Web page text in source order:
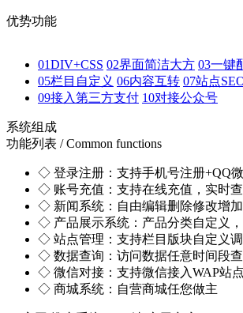
优势功能
01DIV+CSS 02界面简洁大方 03一键
05栏目自定义 06内容互转 07站点
09接入第三方支付 10对接公众号
系统组成
功能列表 / Common functions
◇ 登录注册： 支持手机号注册+QQ
◇ 账号充值： 支持在线充值，实时
◇ 新闻系统： 自由编辑删除修改增加
◇ 产品展示系统： 产品分类自定义
◇ 站点管理： 支持栏目版块自定义
◇ 数据查询： 访问数据任意时间段
◇ 微信对接： 支持微信接入WAP站点
◇ 商城系统： 自营商城任您做主